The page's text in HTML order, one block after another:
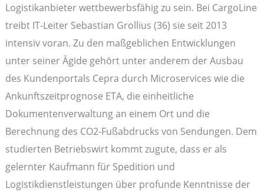
Logistikanbieter wettbewerbsfähig zu sein. Bei CargoLine
treibt IT-Leiter Sebastian Grollius (36) sie seit 2013
intensiv voran. Zu den maßgeblichen Entwicklungen
unter seiner Ägide gehört unter anderem der Ausbau
des Kundenportals Cepra durch Microservices wie die
Ankunftszeitprognose ETA, die einheitliche
Dokumentenverwaltung an einem Ort und die
Berechnung des CO2-Fußabdrucks von Sendungen. Dem
studierten Betriebswirt kommt zugute, dass er als
gelernter Kaufmann für Spedition und
Logistikdienstleistungen über profunde Kenntnisse der